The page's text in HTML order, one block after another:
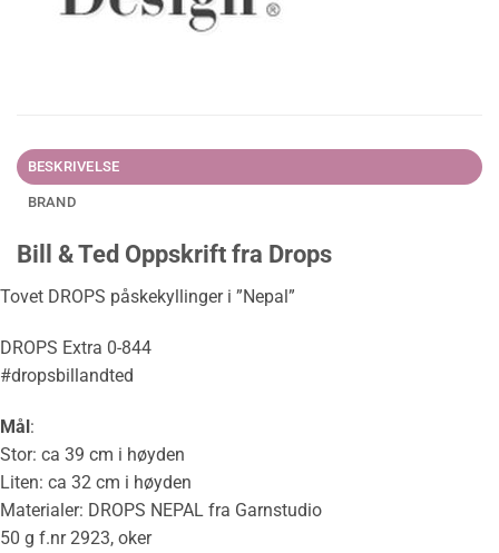
BESKRIVELSE
BRAND
Bill & Ted Oppskrift fra Drops
Tovet DROPS påskekyllinger i ”Nepal”
DROPS Extra 0-844
#dropsbillandted
Mål:
Stor: ca 39 cm i høyden
Liten: ca 32 cm i høyden
Materialer: DROPS NEPAL fra Garnstudio
50 g f.nr 2923, oker